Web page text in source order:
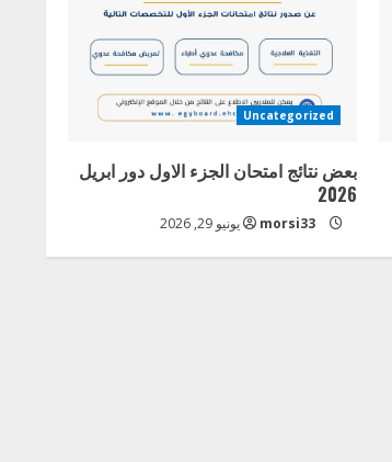
Uncategorized
بعض نتائج امتحان الجزء الاول دور ابريل
2026
morsi33 يونيو 29, 2026